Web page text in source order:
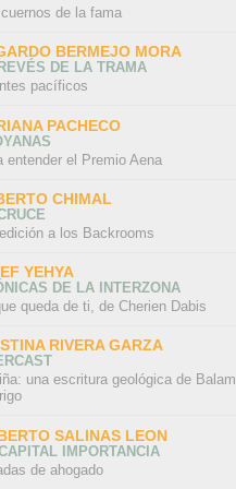
de la fama
BERMEJO MORA
DE LA TRAMA
pacíficos
PACHECO
entender el Premio Aena
CHIMAL
a los Backrooms
YEHYA
DE LA INTERZONA
queda de ti, de Cherien Dabis
RIVERA GARZA
una escritura geológica de Balam
SALINAS LEON
IMPORTANCIA
de ahogado